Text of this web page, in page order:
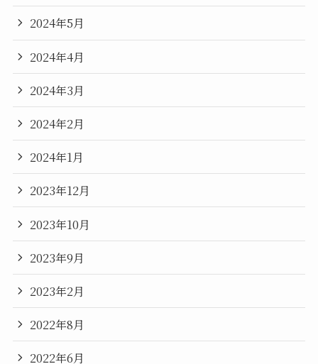
2024年5月
2024年4月
2024年3月
2024年2月
2024年1月
2023年12月
2023年10月
2023年9月
2023年2月
2022年8月
2022年6月